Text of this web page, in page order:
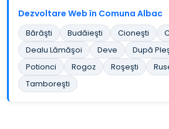
Dezvoltare Web în Comuna Albac
Bărăşti Budăieşti Cioneşti
Dealu Lămăşoi
Deve După
Potionci
Rogoz Roşeşti
Tamboreşti